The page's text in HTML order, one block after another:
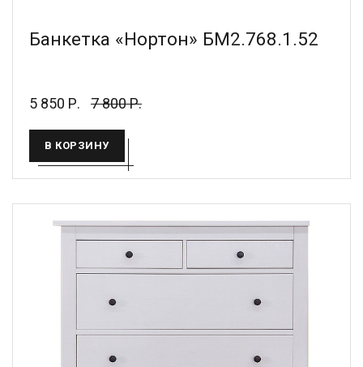
Банкетка «Нортон» БМ2.768.1.52
5 850 Р. 7 800 Р.
В КОРЗИНУ